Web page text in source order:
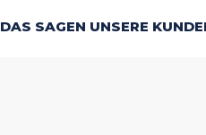
DAS SAGEN UNSERE